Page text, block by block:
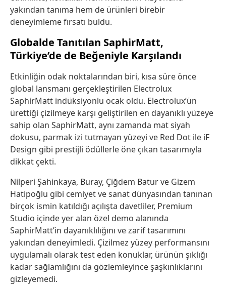
yakından tanıma hem de ürünleri birebir
deneyimleme fırsatı buldu.
Globalde Tanıtılan SaphirMatt,
Türkiye’de de Beğeniyle Karşılandı
Etkinliğin odak noktalarından biri, kısa süre önce
global lansmanı gerçekleştirilen Electrolux
SaphirMatt indüksiyonlu ocak oldu. Electrolux’ün
ürettiği çizilmeye karşı geliştirilen en dayanıklı yüzeye
sahip olan SaphirMatt, aynı zamanda mat siyah
dokusu, parmak izi tutmayan yüzeyi ve Red Dot ile iF
Design gibi prestijli ödüllerle öne çıkan tasarımıyla
dikkat çekti.
Nilperi Şahinkaya, Buray, Çiğdem Batur ve Gizem
Hatipoğlu gibi cemiyet ve sanat dünyasından tanınan
birçok ismin katıldığı açılışta davetliler, Premium
Studio içinde yer alan özel demo alanında
SaphirMatt’in dayanıklılığını ve zarif tasarımını
yakından deneyimledi. Çizilmez yüzey performansını
uygulamalı olarak test eden konuklar, ürünün şıklığı
kadar sağlamlığını da gözlemleyince şaşkınlıklarını
gizleyemedi.